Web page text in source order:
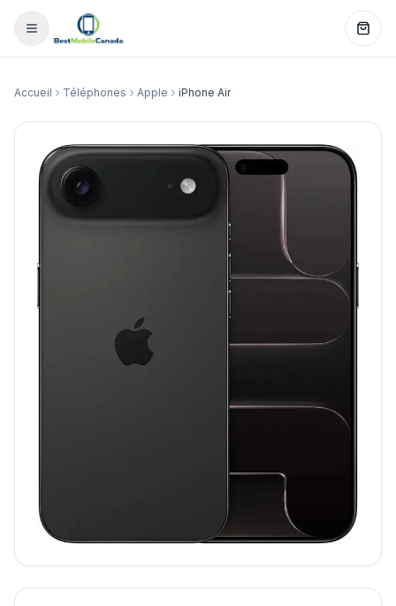
Accueil Téléphones Apple iPhone Air